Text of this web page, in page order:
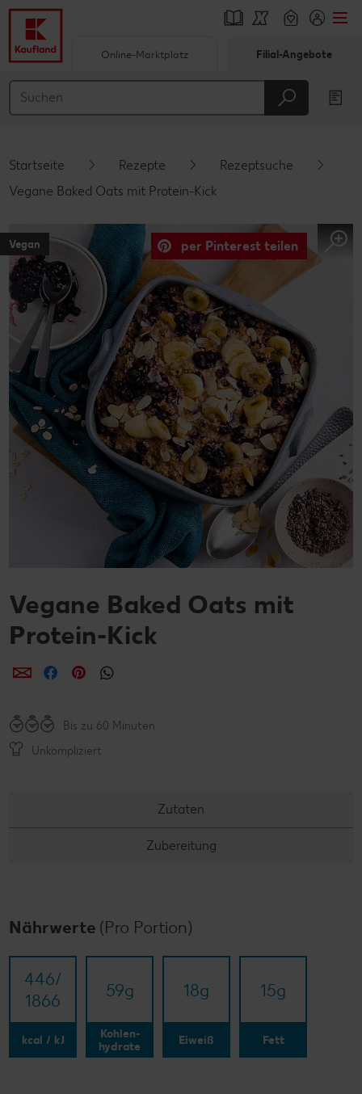
Hauptinhalt
Schwebender Seitenbereich
Online-Marktplatz Filial-Angebote
Startseite Rezepte
Rezeptsuche
Vegane Baked Oats mit Protein-Kick
Vegan per Pinterest teilen
Vegane Baked Oats mit
Protein-Kick
per E-Mail teilen
per Facebook teilen
per Pinterest teilen
Bis zu 60 Minuten
Unkompliziert
Zutaten
Zubereitung
Nährwerte (Pro Portion)
446/​
1866
kcal / kJ
59g
Kohlen-
hydrate
18g
Eiweiß
15g
Fett